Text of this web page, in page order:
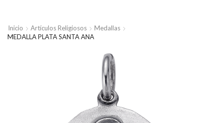
Inicio Artículos Religiosos
Medallas
MEDALLA PLATA SANTA ANA